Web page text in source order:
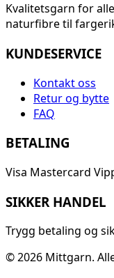
Kvalitetsgarn for
naturfibre til
KUNDESERVICE
Kontakt oss
Retur og bytte
FAQ
BETALING
Visa Mastercard
SIKKER HANDEL
Trygg betaling og
© 2026 Mittgarn.